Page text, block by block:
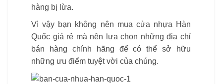
hàng bị lừa.
Vì vậy bạn không nên mua cửa nhựa Hàn
Quốc giá rẻ mà nên lựa chọn những địa chỉ
bán hàng chính hãng để có thể sở hữu
những ưu điểm tuyệt vời của chúng.